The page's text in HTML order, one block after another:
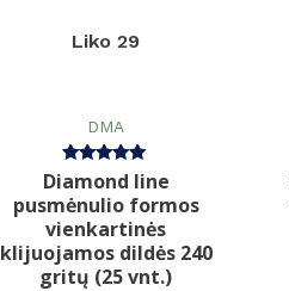
Liko 29
DMA
Įvertinimas:
5.00
iš 5
Diamond line
pusmėnulio formos
vienkartinės
klijuojamos dildės 240
gritų (25 vnt.)